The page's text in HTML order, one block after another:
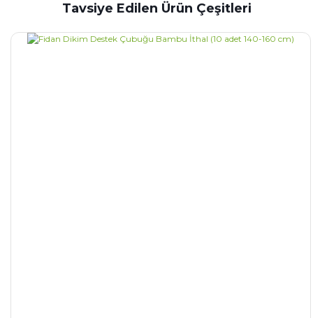
Tavsiye Edilen Ürün Çeşitleri